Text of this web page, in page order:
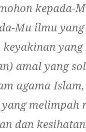
kepada-
Mu ilmu
amal yang
agama
melimpah
dan